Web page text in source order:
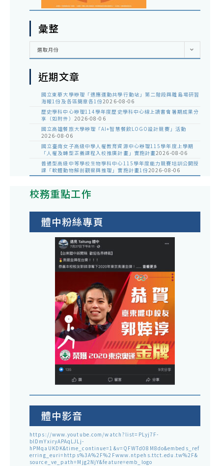
彙整
彙
選取月份
近期文章
國立東華大學辦理「適應運動共學行動站」第二階段與離島場研習
海報1份及各區簡章各1份2026-08-06
歷史學科中心辦理114學年度歷史學科中心線上讀書會暑期成果分
享（如附件） 2026-08-06
國立高雄餐旅大學辦理「AI+智慧餐飲LOGO設計競賽」活動
2026-08-06
國立臺南女子高級中學人權教育資源中心辦理115學年度上學期
「人權及轉型正義課程入校推廣計畫」實施計畫2026-08-06
普通型高級中等學校生物學科中心115學年度能力競賽培訓公開授
課「軟體動物解剖觀察與推理」實施計畫1份2026-08-06
校務重點工作
體中粉絲專頁
體中影音
https://www.youtube.com/watch?list=PLyj7F-
blDmYxiryAPAqLJLj-
hPMqaUKDK&time_continue=1&v=QFWTd08M8do&embeds_ref
erring_euri=https%3A%2F%2Fwww.ntpehs.ttct.edu.tw%2F&
source_ve_path=Mjg2NjY&feature=emb_logo